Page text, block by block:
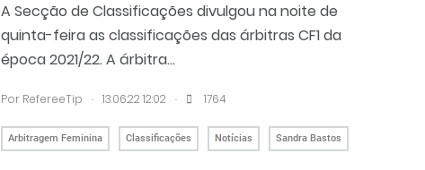
A Secção de Classificações divulgou na noite de
quinta-feira as classificações das árbitras CF1 da
época 2021/22. A árbitra...
Por RefereeTip . 13.06.22 12:02 . 1764
Arbitragem Feminina Classificações Notícias Sandra Bastos